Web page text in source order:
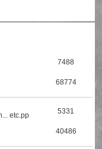
7488
68774
etc.pp
5331
40486